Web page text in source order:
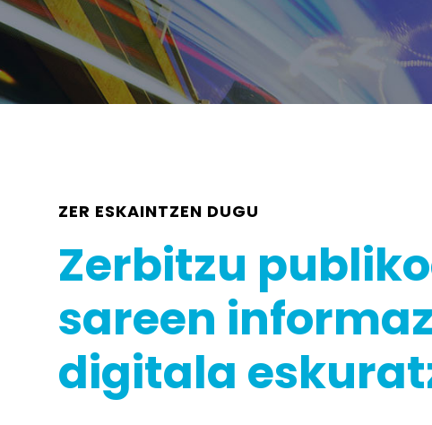
ZER ESKAINTZEN DUGU
Zerbitzu
sareen
digitala